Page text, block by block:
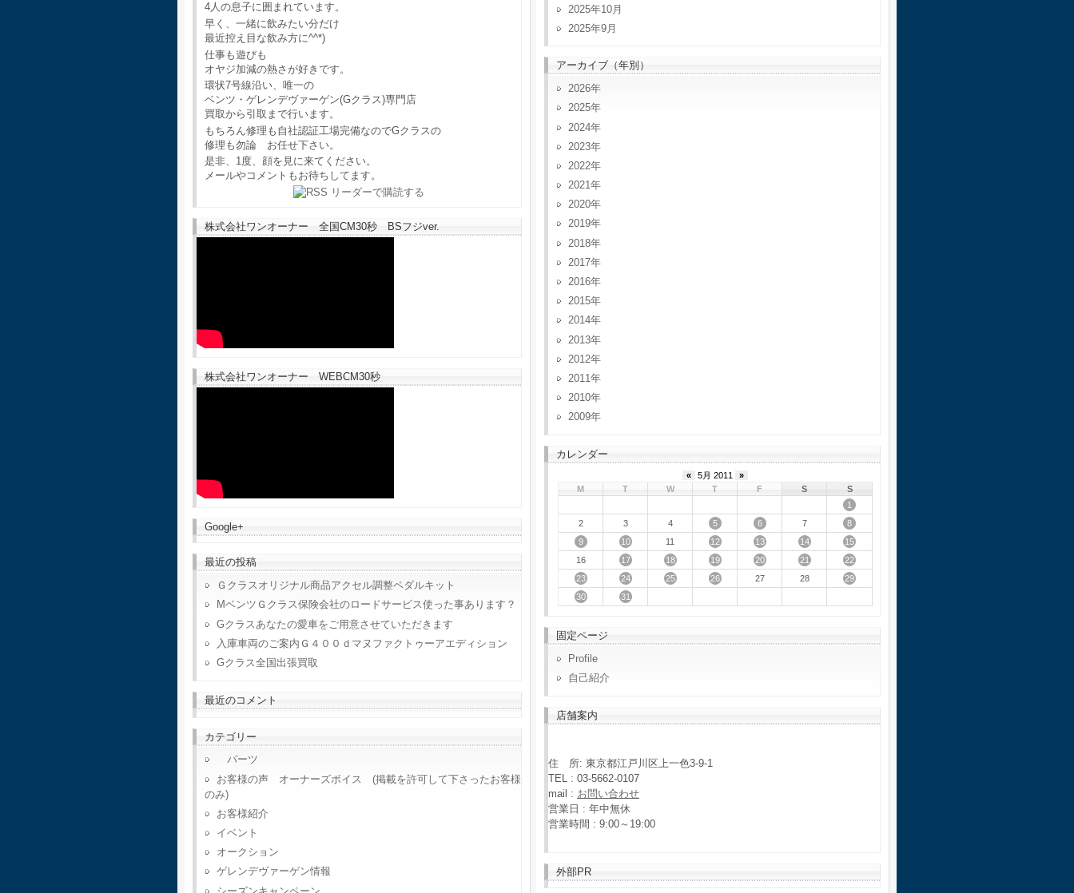
4人の息子に囲まれています。
早く、一緒に飲みたい分だけ
最近控え目な飲み方に^^*)
仕事も遊びも
オヤジ加減の熱さが好きです。
環状7号線沿い、唯一の
ベンツ・ゲレンデヴァーゲン(Gクラス)専門店
買取から引取まで行います。
もちろん修理も自社認証工場完備なのでGクラスの
修理も勿論 お任せ下さい。
是非、1度、顔を見に来てください。
メールやコメントもお待ちしてます。
株式会社ワンオーナー 全国CM30秒 BSフジver.
株式会社ワンオーナー WEBCM30秒
Google+
最近の投稿
Ｇクラスオリジナル商品アクセル調整ペダルキット
MベンツＧクラス保険会社のロードサービス使った事あります？
Gクラスあなたの愛車をご用意させていただきます
入庫車両のご案内Ｇ４００ｄマヌファクトゥーアエディション
Gクラス全国出張買取
最近のコメント
カテゴリー
パーツ
お客様の声 オーナーズボイス (掲載を許可して下さったお客様
のみ)
お客様紹介
イベント
オークション
ゲレンデヴァーゲン情報
2025年10月
2025年9月
アーカイブ（年別）
2026
2025
2024
2023
2022
2021
2020
2019
2018
2017
2016
2015
2014
2013
2012
2011
2010
2009
カレンダー
« 5月 2011
»
M
T W T F S
S
1
2
3 4 5 6 7
8
9
10 11 12 13 14
15
16
17 18 19 20 21
22
23
24 25 26 27 28
29
30
31
固定ページ
Profile
自己紹介
店舗案内
住 所: 東京都江戸川区上一色3-9-1
TEL : 03-5662-0107
mail : お問い合わせ
営業日 : 年中無休
営業時間 : 9:00～19:00
外部PR